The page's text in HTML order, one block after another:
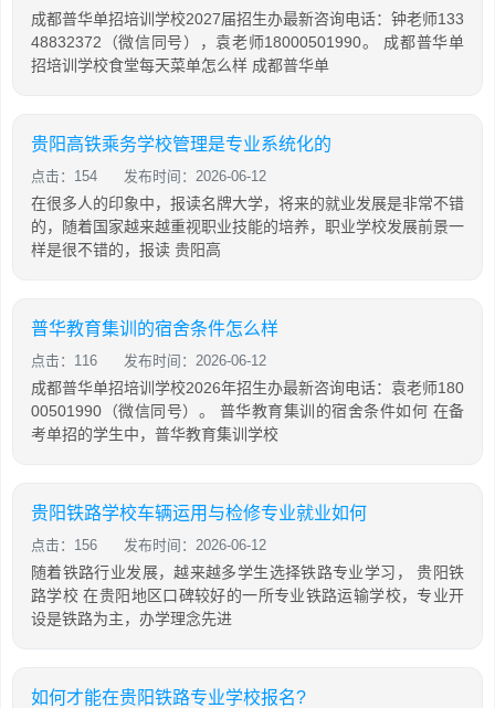
成都普华单招培训学校2027届招生办最新咨询电话：钟老师133
48832372（微信同号），袁老师18000501990。 成都普华单
招培训学校食堂每天菜单怎么样 成都普华单
贵阳高铁乘务学校管理是专业系统化的
点击：154 发布时间：2026-06-12
在很多人的印象中，报读名牌大学，将来的就业发展是非常不错
的，随着国家越来越重视职业技能的培养，职业学校发展前景一
样是很不错的，报读 贵阳高
普华教育集训的宿舍条件怎么样
点击：116 发布时间：2026-06-12
成都普华单招培训学校2026年招生办最新咨询电话：袁老师180
00501990（微信同号）。 普华教育集训的宿舍条件如何 在备
考单招的学生中，普华教育集训学校
贵阳铁路学校车辆运用与检修专业就业如何
点击：156 发布时间：2026-06-12
随着铁路行业发展，越来越多学生选择铁路专业学习， 贵阳铁
路学校 在贵阳地区口碑较好的一所专业铁路运输学校，专业开
设是铁路为主，办学理念先进
如何才能在贵阳铁路专业学校报名?